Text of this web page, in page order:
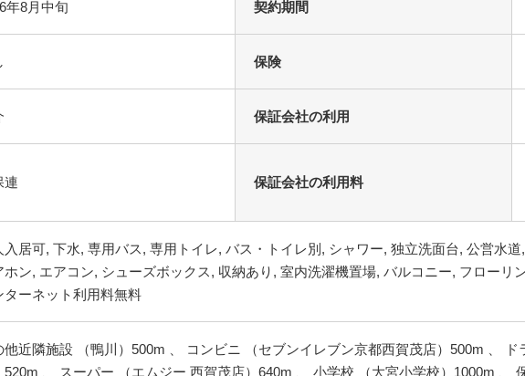
年8月中旬 契約期間
保険
保証会社の利用
連 保証会社の利用料
他近隣施設 （鴨川）500m 、 コンビニ （セブンイレブン京都西賀茂店）500m 、
520m 、 スーパー （エムジー 西賀茂店）640m 、 小学校 （大宮小学校）1000m 、